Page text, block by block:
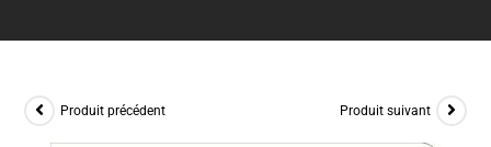
Produit précédent Produit suivant